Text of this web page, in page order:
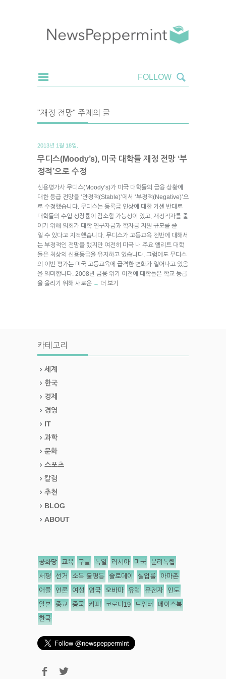
"재정 전망" 주제의 글
2013년 1월 18일.
무디스(Moody’s), 미국 대학들 재정 전망 ‘부
정적’으로 수정
신용평가사 무디스(Moody’s)가 미국 대학들의 금융 상황에
대한 등급 전망을 ‘안정적(Stable)’에서 ‘부정적(Negative)’으
로 수정했습니다. 무디스는 등록금 인상에 대한 거센 반대로
대학들의 수입 성장률이 감소할 가능성이 있고, 재정적자를 줄
이기 위해 의회가 대학 연구자금과 학자금 지원 규모를 줄
일 수 있다고 지적했습니다. 무디스가 고등교육 전반에 대해서
는 부정적인 전망을 했지만 여전히 미국 내 주요 엘리트 대학
들은 최상의 신용등급을 유지하고 있습니다. 그럼에도 무디스
의 이번 평가는 미국 고등교육에 급격한 변화가 일어나고 있음
을 의미합니다. 2008년 금융 위기 이전에 대학들은 학교 등급
을 올리기 위해 새로운 → 더 보기
카테고리
세계
한국
경제
경영
IT
과학
문화
스포츠
칼럼
추천
BLOG
ABOUT
공화당 교육 구글 독일 러시아 미국 분리독립
서평 선거 소득 불평등 슬로데이 실업률 아마존
애플 언론 여성 영국 오바마 유럽 유전자 인도
일본 종교 중국 커피 코로나19 트위터 페이스북
한국